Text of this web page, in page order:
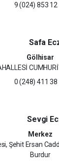
9 (024) 853 12
Safa
Gölhisar
0 (248) 411 38
Sevgi
Merkez
Şehit Ersan
Burdur